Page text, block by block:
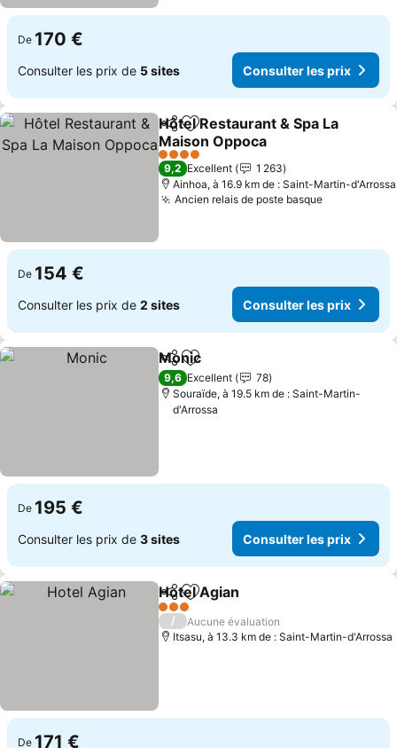
De 170 €
Consulter les prix de 5 sites Consulter les prix
PartagerAjouter à mes favoris
Hôtel Restaurant & Spa La
Maison Oppoca
Consulter les prix
4 Étoiles
9,2 Excellent
1 263
Ainhoa, à 16.9 km de : Saint-Martin-d'Arrossa
Ancien relais de poste basqueConsulter
De 154 €
Consulter les prix de 2 sites Consulter les prix
PartagerAjouter à mes favoris
Monic
9,6 Excellent
78
Souraïde, à 19.5 km de : Saint-Martin-
d'Arrossa
De 195 €
Consulter les prix de 3 sites Consulter les prix
PartagerAjouter à mes favoris
Hotel Agian
3 Étoiles
/
Aucune évaluation
Itsasu, à 13.3 km de : Saint-Martin-d'Arrossa
De 171 €